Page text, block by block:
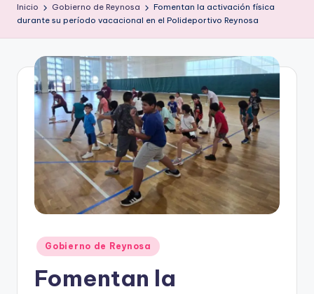
g
a
o
p
Inicio Gobierno de Reynosa
Fomentan la activación física
durante su período vacacional en el Polideportivo Reynosa
Publicado
en
Gobierno de Reynosa
Fomentan la